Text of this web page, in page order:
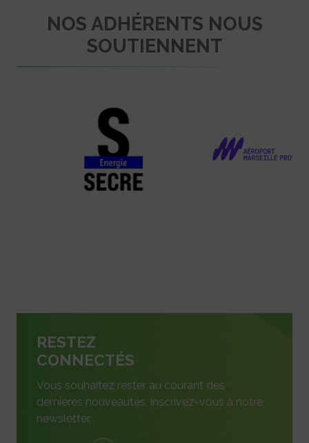
NOS ADHÉRENTS NOUS
SOUTIENNENT
RESTEZ
CONNECTÉS
Vous souhaitez rester au courant des
dernières nouveautés, inscrivez-vous à notre
newsletter.